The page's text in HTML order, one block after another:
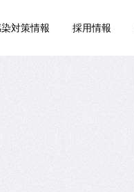
対策情報 採用情報